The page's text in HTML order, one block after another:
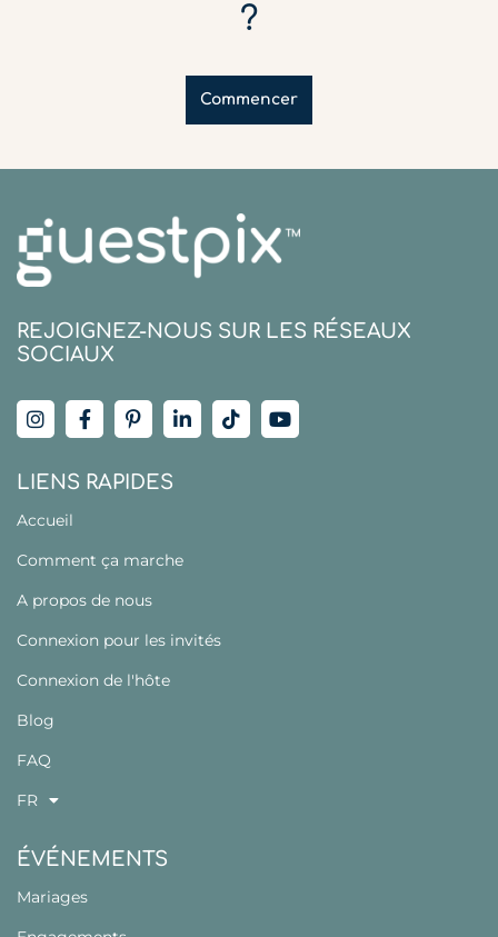
?
Commencer
REJOIGNEZ-NOUS SUR LES RÉSEAUX
SOCIAUX
LIENS RAPIDES
Accueil
Comment ça marche
A propos de nous
Connexion pour les invités
Connexion de l'hôte
Blog
FAQ
FR
ÉVÉNEMENTS
Mariages